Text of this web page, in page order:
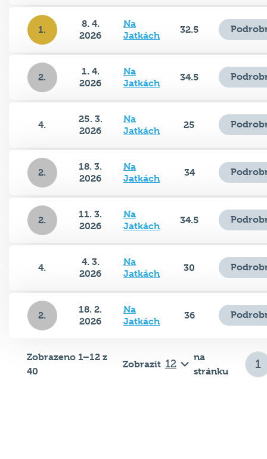
1.
8. 4.
2026
Na
Jatkách
32.5
2.
1. 4.
2026
Na
Jatkách
34.5
4.
25. 3.
2026
Na
Jatkách
25
2.
18. 3.
2026
Na
Jatkách
34
2.
11. 3.
2026
Na
Jatkách
34.5
4.
4. 3.
2026
Na
Jatkách
30
2.
18. 2.
2026
Na
Jatkách
36
Zobrazeno 1–12 z
40
Zobrazit
na
stránku